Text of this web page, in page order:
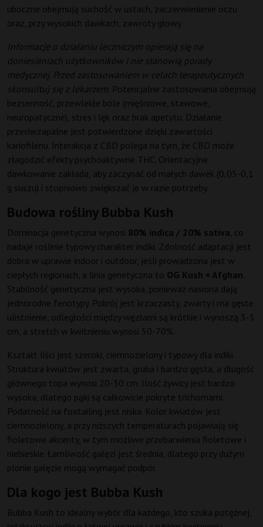
uboczne obejmują suchość w ustach, zaczerwienienie oczu
oraz, przy wysokich dawkach, zawroty głowy.
Informacje o działaniu leczniczym opierają się na
doniesieniach użytkowników i nie stanowią porady
medycznej. Przed zastosowaniem w celach terapeutycznych
skonsultuj się z lekarzem. Potencjalne zastosowania obejmują
bezsenność, przewlekłe bóle (mięśniowe, stawowe,
neuropatyczne), stres i lęk oraz brak apetytu. Działanie
przeciwzapalne jest potwierdzone dzięki zawartości
kariofilenu. Interakcja z CBD polega na tym, że CBD może
złagodzić efekty psychoaktywne THC. Orientacyjne
dawkowanie zakłada, aby zaczynać od małych dawek (0,05-0,1
g suszu) i stopniowo zwiększać je w razie potrzeby.
Budowa rośliny Bubba Kush
Dominacja genetyczna wynosi 80% indica / 20% sativa , co
nadaje roślinie typowy charakter indiki. Zdolność adaptacji jest
dobra w uprawie indoor i outdoor, jeśli prowadzona jest w
ciepłych regionach, a linia genetyczna to OG Kush × Afghan
Stabilność genetyczna jest wysoka, ponieważ nasiona dają
jednorodne fenotypy. Pokrój jest krzaczasty, zwarty i ma gęste
ulistnienie, odległości między węzłami są krótkie i wynoszą 3-5
cm, a stretch w kwitnieniu wynosi 50-70%.
Kształt liści jest szeroki, ciemnozielony i typowy dla indiki.
Struktura kwiatów jest zwarta, gruba i bardzo gęsta, a długość
głównego topa wynosi 20-30 cm. Ilość żywicy jest bardzo
wysoka, dlatego pąki są całkowicie pokryte trichomami.
Podatność na foxtailing jest niska. Kolor kwiatów jest
ciemnozielony, a przy niższych temperaturach pojawiają się
fioletowe akcenty, w tym możliwe przebarwienia fioletowe i
niebieskie. Łamliwość gałęzi jest średnia, dlatego przy dużym
plonie gałęzie mogą wymagać podpór.
Dla kogo jest Bubba Kush
Bubba Kush to idealny wybór dla każdego, kto szuka potężnej,